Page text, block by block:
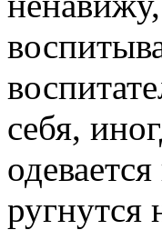
себя,
ругнутся